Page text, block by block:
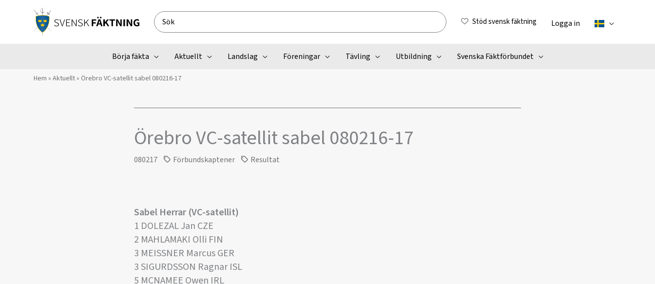
Search
for:
Stöd svensk fäktning Logga in
Börja fäkta Aktuellt Landslag Föreningar Tävling Utbildning Svenska Fäktförbundet
Hem » Aktuellt» Örebro VC-satellit sabel 080216-17
Örebro VC-satellit sabel 080216-17
080217 Förbundskaptener Resultat
Sabel Herrar (VC-satellit)
1 DOLEZAL Jan CZE
2 MAHLAMAKI Olli FIN
3 MEISSNER Marcus GER
3 SIGURDSSON Ragnar ISL
5 MCNAMEE Owen IRL